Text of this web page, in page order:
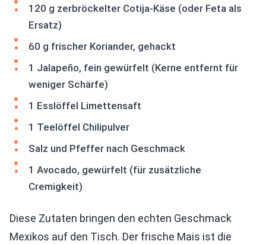
120 g zerbröckelter Cotija-Käse (oder Feta als
Ersatz)
60 g frischer Koriander, gehackt
1 Jalapeño, fein gewürfelt (Kerne entfernt für
weniger Schärfe)
1 Esslöffel Limettensaft
1 Teelöffel Chilipulver
Salz und Pfeffer nach Geschmack
1 Avocado, gewürfelt (für zusätzliche
Cremigkeit)
Diese Zutaten bringen den echten Geschmack
Mexikos auf den Tisch. Der frische Mais ist die